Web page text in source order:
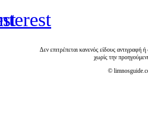
Δεν επιτρέπεται κανενός είδους
χωρίς την
©